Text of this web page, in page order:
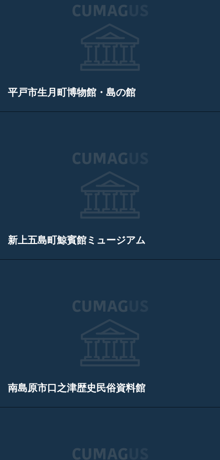
平戸市生月町博物館・島の館
新上五島町鯨賓館ミュージアム
南島原市口之津歴史民俗資料館